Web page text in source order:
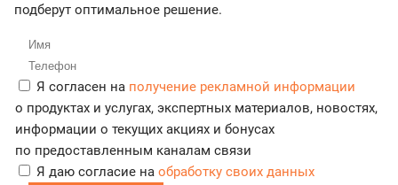
подберут оптимальное решение.
Я согласен на получение рекламной информации
о продуктах и услугах, экспертных материалов, новостях,
информации о текущих акциях и бонусах
по предоставленным каналам связи
Я даю согласие на обработку своих данных